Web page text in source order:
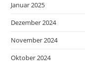
Januar 2025
Dezember 2024
November 2024
Oktober 2024